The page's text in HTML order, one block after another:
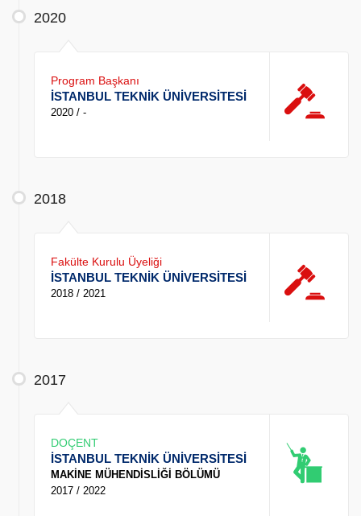
2020
Program Başkanı
İSTANBUL TEKNİK ÜNİVERSİTESİ
2020 / -
2018
Fakülte Kurulu Üyeliği
İSTANBUL TEKNİK ÜNİVERSİTESİ
2018 / 2021
2017
DOÇENT
İSTANBUL TEKNİK ÜNİVERSİTESİ
MAKİNE MÜHENDİSLİĞİ BÖLÜMÜ
2017 / 2022